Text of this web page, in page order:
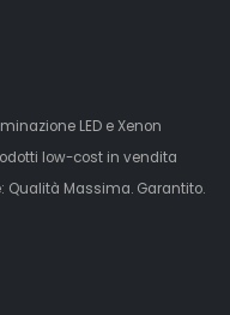
LED e Xenon
low-cost in vendita
Qualità Massima. Garantito.